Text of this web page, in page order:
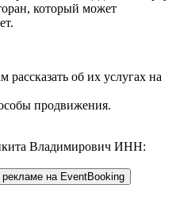
который может
об их услугах на
продвижения.
Владимирович ИНН:
на EventBooking